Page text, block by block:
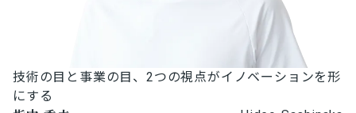
技術の目と事業の目、2つの視点がイノベーションを形
にする